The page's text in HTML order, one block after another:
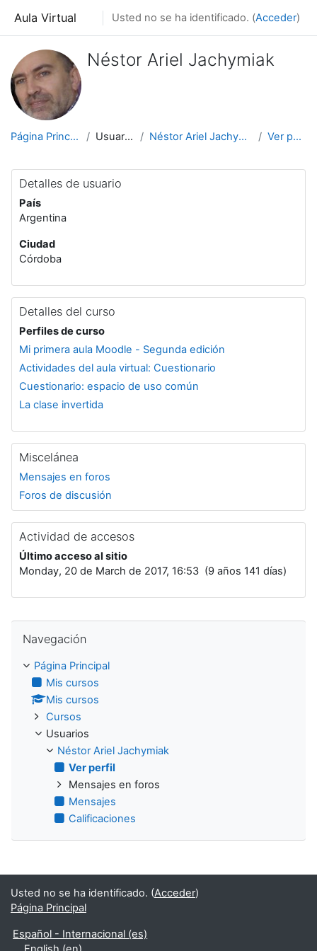
Aula Virtual Usted no se ha identificado. (Acceder)
Néstor Ariel Jachymiak
Página Principal Usuarios Néstor Ariel Jachymiak Ver perfil
Detalles de usuario
País
Argentina
Ciudad
Córdoba
Detalles del curso
Perfiles de curso
Mi primera aula Moodle - Segunda edición
Actividades del aula virtual: Cuestionario
Cuestionario: espacio de uso común
La clase invertida
Miscelánea
Mensajes en foros
Foros de discusión
Actividad de accesos
Último acceso al sitio
Monday, 20 de March de 2017, 16:53 (9 años 141 días)
Navegación
Página Principal
Mis cursos
Mis cursos
Cursos
Usuarios
Néstor Ariel Jachymiak
Ver perfil
Mensajes en foros
Mensajes
Calificaciones
Usted no se ha identificado. (Acceder)
Página Principal
Español - Internacional ‎(es)‎